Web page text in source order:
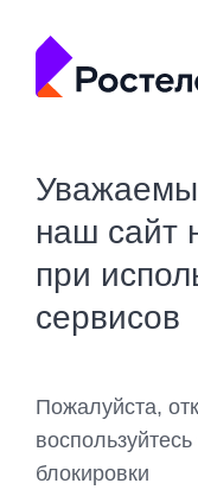
наш сайт
при
сервисов
Пожалуйста,
блокировки